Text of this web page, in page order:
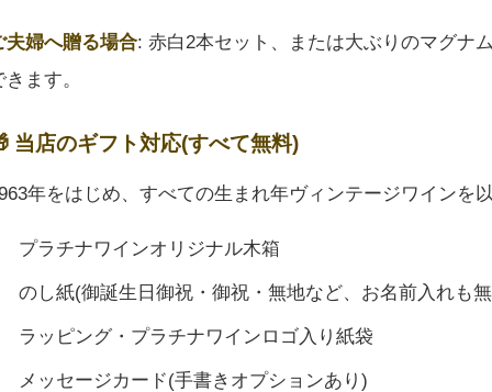
夫婦へ贈る場合: 赤白2本セット、または大ぶりのマグナ
きます。
当店のギフト対応(すべて無料)
年をはじめ、すべての生まれ年ヴィンテージワインを
プラチナワインオリジナル木箱
のし紙(御誕生日御祝・御祝・無地など、お名前入れも
ラッピング・プラチナワインロゴ入り紙袋
メッセージカード(手書きオプションあり)